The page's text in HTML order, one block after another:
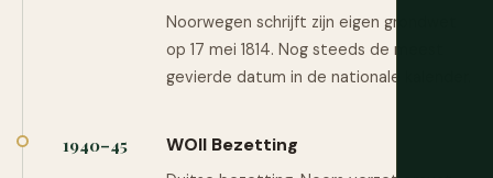
Noorwegen schrijft zijn eigen grondwet
op 17 mei 1814. Nog steeds de meest
gevierde datum in de nationale kalender.
1940–45 WOII Bezetting